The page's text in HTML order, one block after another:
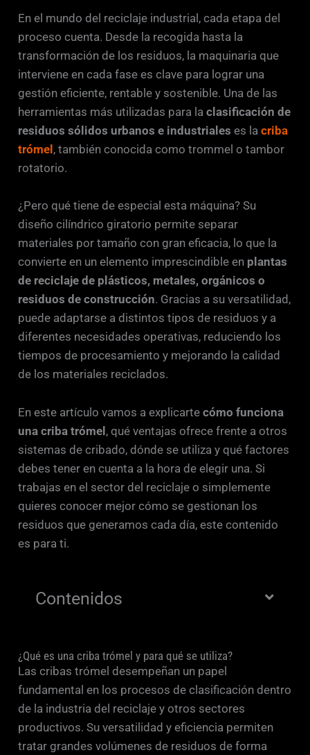
En el mundo del reciclaje industrial, cada etapa del
proceso cuenta. Desde la recogida hasta la
transformación de los residuos, la maquinaria que
interviene en cada fase es clave para lograr una
gestión eficiente, rentable y sostenible. Una de las
herramientas más utilizadas para laclasificación de
residuos sólidos urbanos e industriales es lacriba
trómel , también conocida como trommel o tambor
rotatorio.
¿Pero qué tiene de especial esta máquina? Su
diseño cilíndrico giratorio permite separar
materiales por tamaño con gran eficacia, lo que la
convierte en un elemento imprescindible en plantas
de reciclaje de plásticos, metales, orgánicos o
residuos de construcción. Gracias a su versatilidad,
puede adaptarse a distintos tipos de residuos y a
diferentes necesidades operativas, reduciendo los
tiempos de procesamiento y mejorando la calidad
de los materiales reciclados.
En este artículo vamos a explicartecómo funciona
una criba trómel, qué ventajas ofrece frente a otros
sistemas de cribado, dónde se utiliza y qué factores
debes tener en cuenta a la hora de elegir una. Si
trabajas en el sector del reciclaje o simplemente
quieres conocer mejor cómo se gestionan los
residuos que generamos cada día, este contenido
es para ti.
Contenidos
¿Qué es una criba trómel y para qué se utiliza?
Las cribas trómel desempeñan un papel
fundamental en los procesos de clasificación dentro
de la industria del reciclaje y otros sectores
productivos. Su versatilidad y eficiencia permiten
tratar grandes volúmenes de residuos de forma